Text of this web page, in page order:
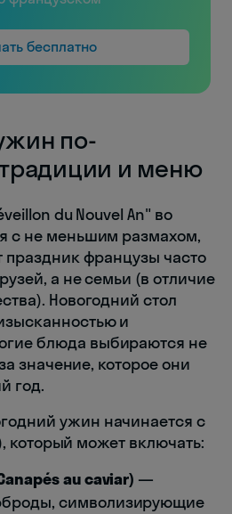
бесплатно
по-
и меню
du Nouvel An" во
с не меньшим размахом,
праздник французы часто
а не семьи (в отличие
Новогодний стол
и
блюда выбираются не
значение, которое они
год.
ужин начинается с
который может включать:
au caviar) —
символизирующие